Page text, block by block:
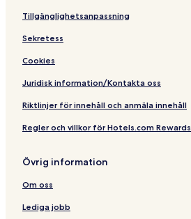
Tillgänglighetsanpassning
Sekretess
Cookies
Juridisk information/Kontakta oss
Riktlinjer för innehåll och anmäla innehåll
Regler och villkor för Hotels.com Rewards
Övrig information
Om oss
Lediga jobb